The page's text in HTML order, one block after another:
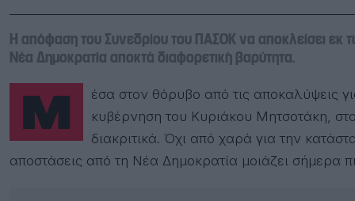
Η απόφαση του Συνεδρίου του ΠΑΣΟΚ να αποκλείσει
Νέα Δημοκρατία αποκτά διαφορετική βαρύτητα.
Μέσα στον θόρυβο από τις αποκαλύψεις
κυβέρνηση του Κυριάκου Μητσοτάκη, στο
διακριτικά. Όχι από χαρά για την
αποστάσεις από τη Νέα Δημοκρατία μοιάζει σήμερα